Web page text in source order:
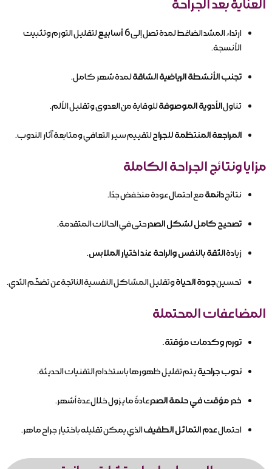
العناية بعد الجراحة
ارتداء المشد الضاغط لمدة تصل إلى6 أسابيع
لتقليل التورم وتثبيت
الأنسجة.
تجنب الأنشطة الرياضية الشاقةلمدة شهر كامل.
تناولالأدوية الموصوفةللوقاية من العدوى وتقليل الألم.
المراجعة المنتظمة للجراحلتقييم سير التعافي ومتابعة آثار الندوب.
مزايا ونتائج الجراحة الكاملة
نتائجدائمةمع احتمال عودة منخفض جدًا.
تصحيح كامل لشكل الصدرحتى في الحالات المتقدمة.
زيادةالثقة بالنفس والراحة عند اختيار الملابس.
تحسينجودة الحياةوتقليل المشاكل النفسية الناتجة عن تضخّم الثدي.
المضاعفات المحتملة
تورم وكدمات مؤقتة.
ندوب جراحيةيتم تقليل ظهورها باستخدام التقنيات الحديثة.
خدر مؤقت في حلمة الصدرعادةً ما يزول خلال عدة أشهر.
احتمالعدم التماثل الطفيفالذي يمكن تقليله باختيار جراح ماهر.